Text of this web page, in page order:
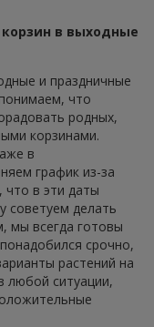
в выходные
и праздничные
что
родных,
корзинами.
в
график из-за
что в эти даты
советуем делать
мы всегда готовы
срочно,
растений на
любой ситуации,